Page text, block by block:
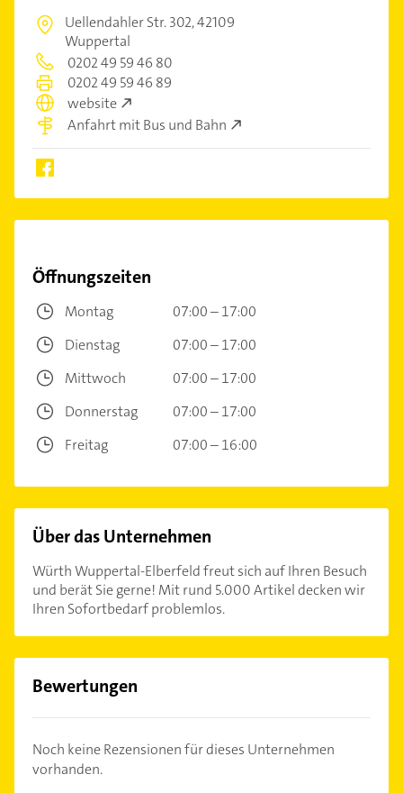
Uellendahler Str. 302,42109
Wuppertal
0202 49 59 46 80
0202 49 59 46 89
website
Anfahrt mit Bus und Bahn
Öffnungszeiten
Montag
07:00 – 17:00
Dienstag
07:00 – 17:00
Mittwoch
07:00 – 17:00
Donnerstag
07:00 – 17:00
Freitag
07:00 – 16:00
Über das Unternehmen
Würth Wuppertal-Elberfeld freut sich auf Ihren Besuch
und berät Sie gerne! Mit rund 5.000 Artikel decken wir
Ihren Sofortbedarf problemlos.
Bewertungen
Noch keine Rezensionen für dieses Unternehmen
vorhanden.